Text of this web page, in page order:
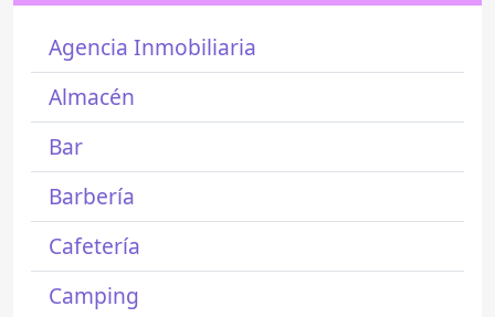
Agencia Inmobiliaria
Almacén
Bar
Barbería
Cafetería
Camping